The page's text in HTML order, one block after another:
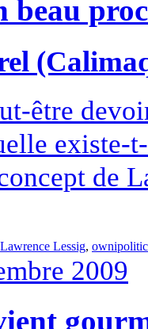
être
existe-
de
Lawrence Lessig,
2009